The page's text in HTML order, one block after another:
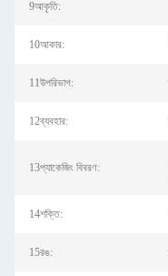
9আকৃতি:
10আকার:
11উপরিভাগ:
12ব্যবহার:
13প্যাকেজিং বিবরণ:
14শক্তি:
15রঙ: